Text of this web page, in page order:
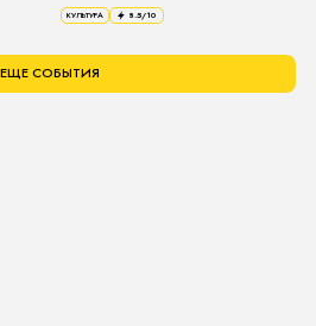
КУЛЬТУРА 8.5/10
ЕЩЕ СОБЫТИЯ